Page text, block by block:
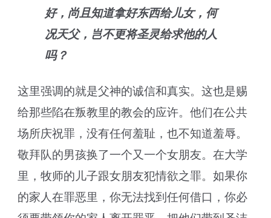
好，尚且知道拿好东西给儿女，何
况天父，岂不更将圣灵给求他的人
吗？
这里强调的就是父神的诚信和真实。这也是赐
给那些陷在叛教里的教会的应许。他们在公共
场所庆祝罪，没有任何羞耻，也不知道羞辱。
敬拜队的男孩换了一个又一个女朋友。在大学
里，牧师的儿子跟女朋友犯情欲之罪。如果你
的家人在罪恶里，你无法找到任何借口，你必